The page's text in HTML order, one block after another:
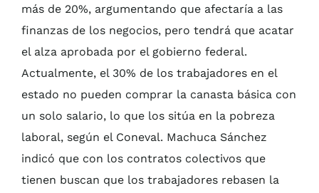
más de 20%, argumentando que afectaría a las
finanzas de los negocios, pero tendrá que acatar
el alza aprobada por el gobierno federal.
Actualmente, el 30% de los trabajadores en el
estado no pueden comprar la canasta básica con
un solo salario, lo que los sitúa en la pobreza
laboral, según el Coneval. Machuca Sánchez
indicó que con los contratos colectivos que
tienen buscan que los trabajadores rebasen la